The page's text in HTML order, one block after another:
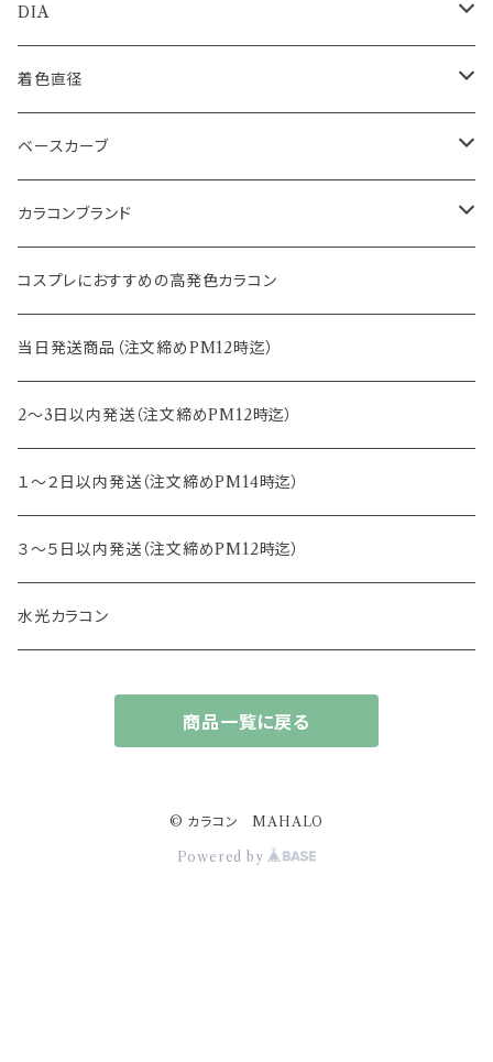
1day
1month
2ｗeek
DIA
14.0mm
14.1mm
14.2mm
14.5mm
15.0mm
14.4mm
着色直径
12.5mm
12.8mm
13.0mm
13.2mm
13.3mm
13.4mm
13.5mm
13.6mm
ベースカーブ
8.6mm
8.7mm
8.8mm
8.5mm
カラコンブランド
エバーカラー
エヌズコレクション
トパーズ
キャンディーマジック
レヴィア
チュチュ
コスプレにおすすめの高発色カラコン
当日発送商品（注文締めPM12時迄）
2～3日以内発送（注文締めPM12時迄）
１～２日以内発送（注文締めPM14時迄）
３～５日以内発送（注文締めPM12時迄）
水光カラコン
商品一覧に戻る
© カラコン MAHALO
Powered by